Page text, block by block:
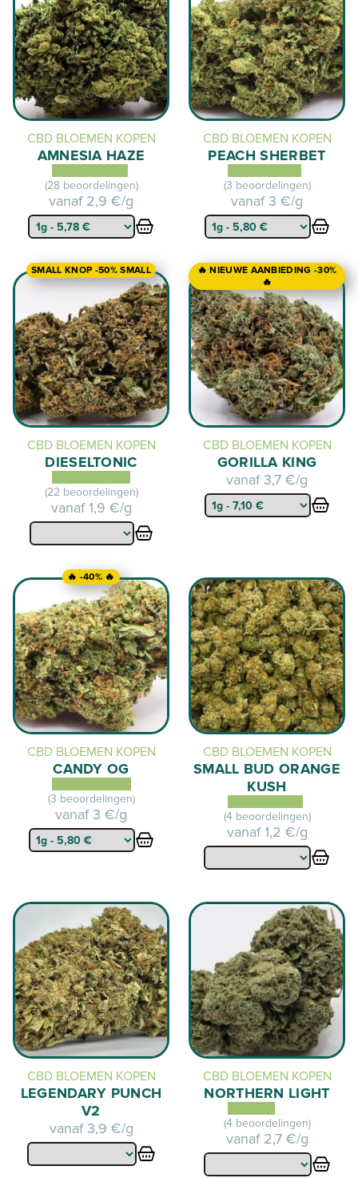
CBD BLOEMEN KOPEN
AMNESIA HAZE
(28 beoordelingen)
vanaf 2,9 €/g
CBD BLOEMEN KOPEN
PEACH SHERBET
(3 beoordelingen)
vanaf 3 €/g
SMALL KNOP -50% SMALL
CBD BLOEMEN KOPEN
DIESELTONIC
(22 beoordelingen)
vanaf1,9 €/g
🔥 NIEUWE AANBIEDING -30%
🔥
CBD BLOEMEN KOPEN
GORILLA KING
vanaf 3,7 €/g
🔥 -40% 🔥
CBD BLOEMEN KOPEN
CANDY OG
(3 beoordelingen)
vanaf 3 €/g
CBD BLOEMEN KOPEN
SMALL BUD ORANGE
KUSH
(4 beoordelingen)
vanaf1,2 €/g
CBD BLOEMEN KOPEN
LEGENDARY PUNCH
V2
vanaf 3,9 €/g
CBD BLOEMEN KOPEN
NORTHERN LIGHT
(4 beoordelingen)
vanaf 2,7 €/g